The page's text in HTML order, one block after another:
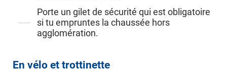
Porte un gilet de sécurité qui est obligatoire
si tu empruntes la chaussée hors
agglomération.
En vélo et trottinette